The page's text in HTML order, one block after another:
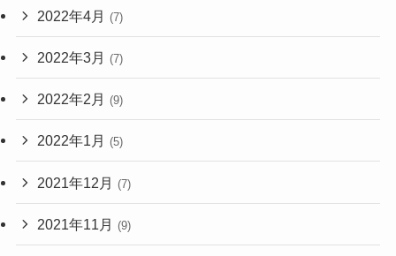
2022年4月 (7)
2022年3月 (7)
2022年2月 (9)
2022年1月 (5)
2021年12月 (7)
2021年11月 (9)